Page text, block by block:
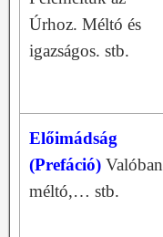
Úrhoz. Méltó és
igazságos. stb.
Előimádság
(Prefáció) Valóban
méltó,… stb.